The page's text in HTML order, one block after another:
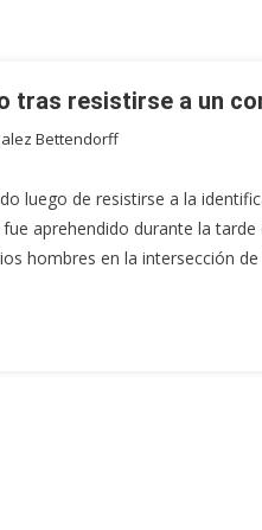
tras resistirse a un
Bettendorff
luego de resistirse a la
aprehendido durante la
hombres en la intersección